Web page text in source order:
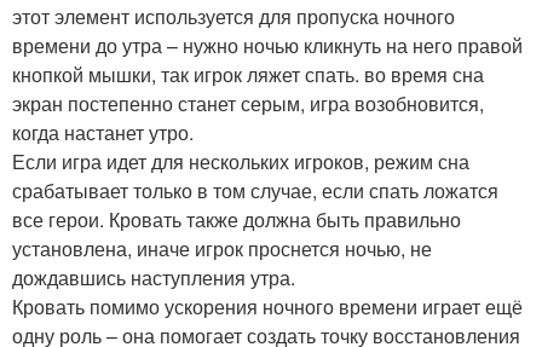
этот элемент используется для пропуска ночного
времени до утра – нужно ночью кликнуть на него правой
кнопкой мышки, так игрок ляжет спать. во время сна
экран постепенно станет серым, игра возобновится,
когда настанет утро.
Если игра идет для нескольких игроков, режим сна
срабатывает только в том случае, если спать ложатся
все герои. Кровать также должна быть правильно
установлена, иначе игрок проснется ночью, не
дождавшись наступления утра.
Кровать помимо ускорения ночного времени играет ещё
одну роль – она помогает создать точку восстановления